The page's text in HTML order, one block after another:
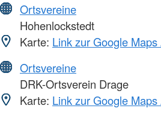
Ortsvereine
Hohenlockstedt
Karte: Link zur Google
Ortsvereine
DRK-Ortsverein Drage
Karte: Link zur Google